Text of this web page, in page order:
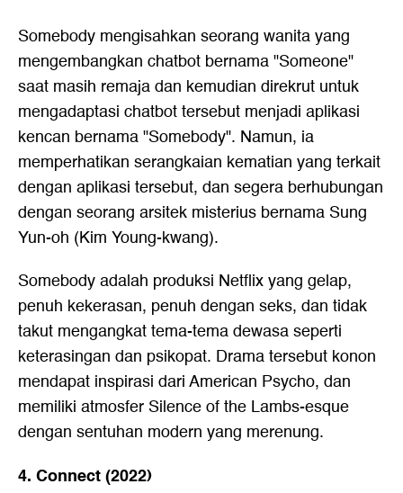
Somebody mengisahkan seorang wanita yang
mengembangkan chatbot bernama "Someone"
saat masih remaja dan kemudian direkrut untuk
mengadaptasi chatbot tersebut menjadi aplikasi
kencan bernama "Somebody". Namun, ia
memperhatikan serangkaian kematian yang terkait
dengan aplikasi tersebut, dan segera berhubungan
dengan seorang arsitek misterius bernama Sung
Yun-oh (Kim Young-kwang).
Somebody adalah produksi Netflix yang gelap,
penuh kekerasan, penuh dengan seks, dan tidak
takut mengangkat tema-tema dewasa seperti
keterasingan dan psikopat. Drama tersebut konon
mendapat inspirasi dari American Psycho, dan
memiliki atmosfer Silence of the Lambs-esque
dengan sentuhan modern yang merenung.
4. Connect (2022)